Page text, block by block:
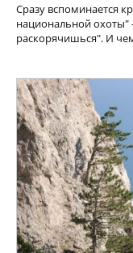
Сразу вспоминается
национальной охоты"
раскорячишься". И